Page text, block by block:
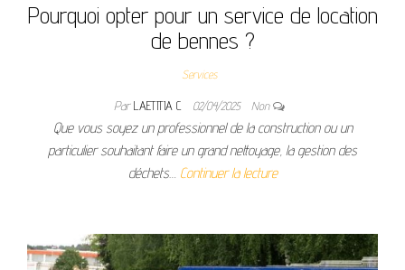
Pourquoi opter pour un service de location
de bennes ?
Services
ParLAETITIA C 02/04/2025 Non
Que vous soyez un professionnel de la construction ou un
particulier souhaitant faire un grand nettoyage, la gestion des
déchets… Continuer la lecture